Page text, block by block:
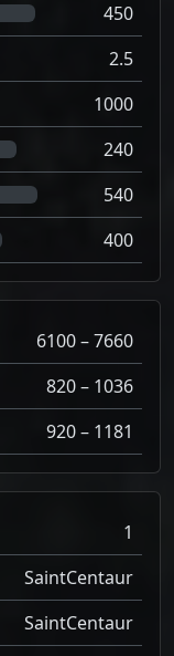
450
2.5
1000
240
540
400
6100 – 7660
820 – 1036
920 – 1181
1
SaintCentaur
SaintCentaur